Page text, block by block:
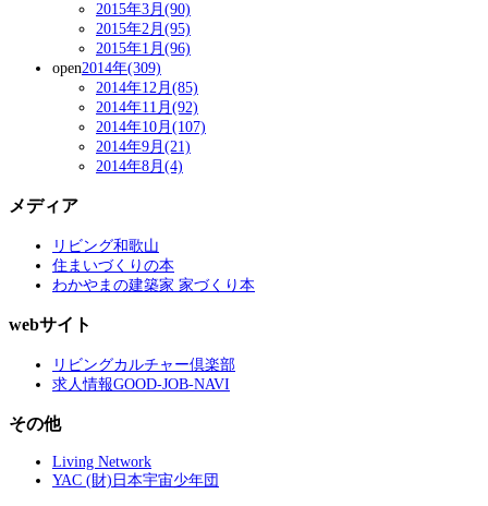
2015年3月(90)
2015年2月(95)
2015年1月(96)
open2014年(309)
2014年12月(85)
2014年11月(92)
2014年10月(107)
2014年9月(21)
2014年8月(4)
メディア
リビング和歌山
住まいづくりの本
わかやまの建築家 家づくり本
webサイト
リビングカルチャー倶楽部
求人情報GOOD-JOB-NAVI
その他
Living Network
YAC (財)日本宇宙少年団